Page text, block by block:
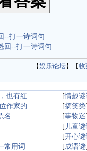
--打一诗词句
回--打一诗词句
【娱乐论坛】【收
也有红 [情趣
作家的 [搞笑类]
名 [事物迷]
[ 儿童
[开心
常用词 [成语谜]